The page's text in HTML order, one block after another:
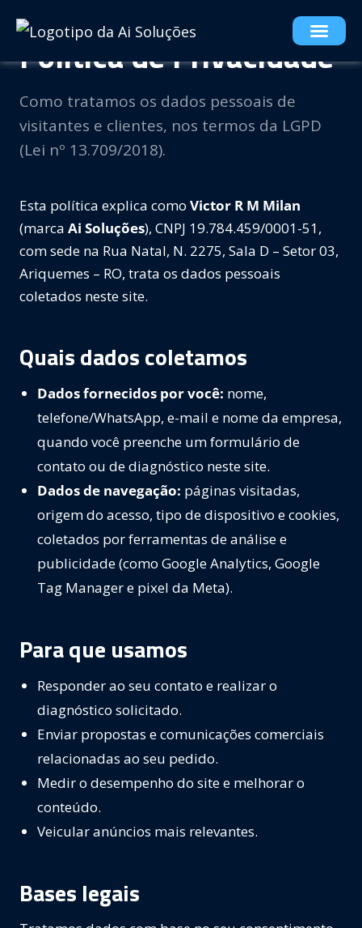
Política de Privacidade
Como tratamos os dados pessoais de
visitantes e clientes, nos termos da LGPD
(Lei nº 13.709/2018).
Esta política explica como Victor R M Milan
(marca Ai Soluções), CNPJ 19.784.459/0001-51,
com sede na Rua Natal, N. 2275, Sala D – Setor 03,
Ariquemes – RO, trata os dados pessoais
coletados neste site.
Quais dados coletamos
Dados fornecidos por você: nome,
telefone/WhatsApp, e-mail e nome da empresa,
quando você preenche um formulário de
contato ou de diagnóstico neste site.
Dados de navegação: páginas visitadas,
origem do acesso, tipo de dispositivo e cookies,
coletados por ferramentas de análise e
publicidade (como Google Analytics, Google
Tag Manager e pixel da Meta).
Para que usamos
Responder ao seu contato e realizar o
diagnóstico solicitado.
Enviar propostas e comunicações comerciais
relacionadas ao seu pedido.
Medir o desempenho do site e melhorar o
conteúdo.
Veicular anúncios mais relevantes.
Bases legais